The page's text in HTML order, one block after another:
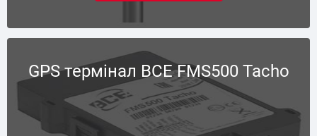
GPS термінал BCE FMS500 Tacho